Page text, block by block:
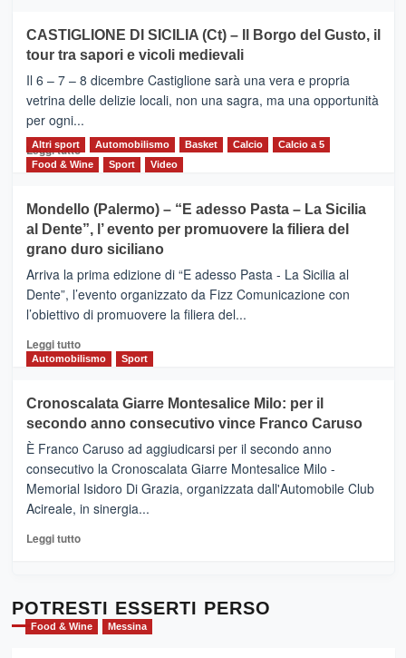
MOIO
ALCANTARA
–
Vivicittà,
alla
scoperta
del
territorio,
e
messaggi
di
CASTIGLIONE DI SICILIA (Ct) – Il Borgo del Gusto, il
tour tra sapori e vicoli medievali
Il 6 – 7 – 8 dicembre Castiglione sarà una vera e propria
vetrina delle delizie locali, non una sagra, ma una opportunità
per ogni...
Leggi tuttoLeggi
di
CASTIGLIONE
DI
SICILIA
(Ct)
–
Il
Borgo
Gusto,
il
tra
sapori
vicoli
medievali
Altri sport Automobilismo Basket Calcio
Calcio a 5
Food & Wine
Sport Video
Mondello (Palermo) – “E adesso Pasta – La Sicilia
al Dente”, l’ evento per promuovere la filiera del
grano duro siciliano
Arriva la prima edizione di “E adesso Pasta - La Sicilia al
Dente”, l’evento organizzato da Fizz Comunicazione con
l’obiettivo di promuovere la filiera del...
Leggi tuttoLeggi
di
Mondello
(Palermo)
–
“E
adesso
Pasta
–
Sicilia
l’
evento
per
Automobilismo Sport
Cronoscalata Giarre Montesalice Milo: per il
secondo anno consecutivo vince Franco Caruso
È Franco Caruso ad aggiudicarsi per il secondo anno
consecutivo la Cronoscalata Giarre Montesalice Milo -
Memorial Isidoro Di Grazia, organizzata dall'Automobile Club
Acireale, in sinergia...
Leggi tuttoLeggi
Cronoscalata
Giarre
Montesalice
POTRESTI ESSERTI PERSO
Food & Wine Messina